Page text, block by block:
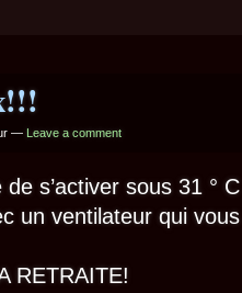
— Leave a comment
s’activer sous 31 °
un ventilateur qui
RETRAITE!